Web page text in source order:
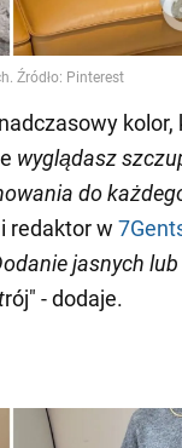
kolor,
wyglądasz
do
redaktor w
jasnych
rój" - dodaje.